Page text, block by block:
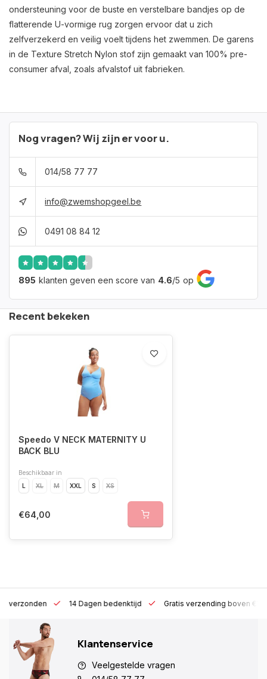
ondersteuning voor de buste en verstelbare bandjes op de
flatterende U-vormige rug zorgen ervoor dat u zich
zelfverzekerd en veilig voelt tijdens het zwemmen. De garens
in de Texture Stretch Nylon stof zijn gemaakt van 100% pre-
consumer afval, zoals afvalstof uit fabrieken.
Nog vragen? Wij zijn er voor u.
014/58 77 77
info@zwemshopgeel.be
0491 08 84 12
895 klanten geven een score van 4.6/5 op
Recent bekeken
Speedo V NECK MATERNITY U
BACK BLU
Beschikbaar in
L
XL M XXL S XS
€64,00
h verzonden 14 Dagen bedenktijd Gratis verzending boven
Klantenservice
Veelgestelde vragen